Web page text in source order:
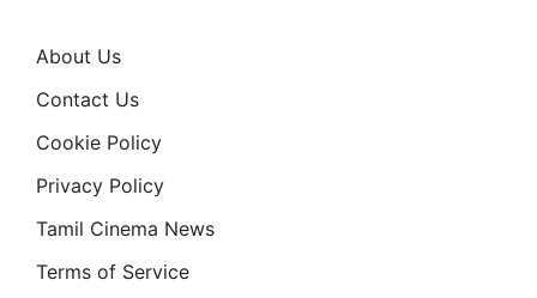
About Us
Contact Us
Cookie Policy
Privacy Policy
Tamil Cinema News
Terms of Service